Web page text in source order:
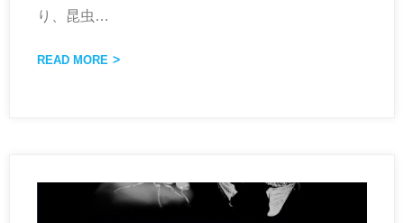
り、昆虫 …
READ MORE